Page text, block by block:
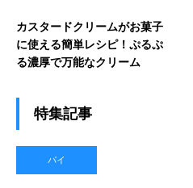
カスタードクリームがお菓子
に使える簡単レシピ！ぷるぷ
る濃厚で万能なクリーム
特集記事
パイ